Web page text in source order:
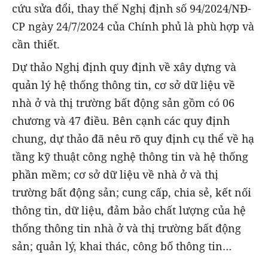
cứu sửa đổi, thay thế Nghị định số 94/2024/NĐ-
CP ngày 24/7/2024 của Chính phủ là phù hợp và
cần thiết.
Dự thảo Nghị định quy định về xây dựng và
quản lý hệ thống thông tin, cơ sở dữ liệu về
nhà ở và thị trường bất động sản gồm có 06
chương và 47 điều. Bên cạnh các quy định
chung, dự thảo đã nêu rõ quy định cụ thể về hạ
tầng kỹ thuật công nghệ thông tin và hệ thống
phần mềm; cơ sở dữ liệu về nhà ở và thị
trường bất động sản; cung cấp, chia sẻ, kết nối
thông tin, dữ liệu, đảm bảo chất lượng của hệ
thống thông tin nhà ở và thị trường bất động
sản; quản lý, khai thác, công bố thông tin…